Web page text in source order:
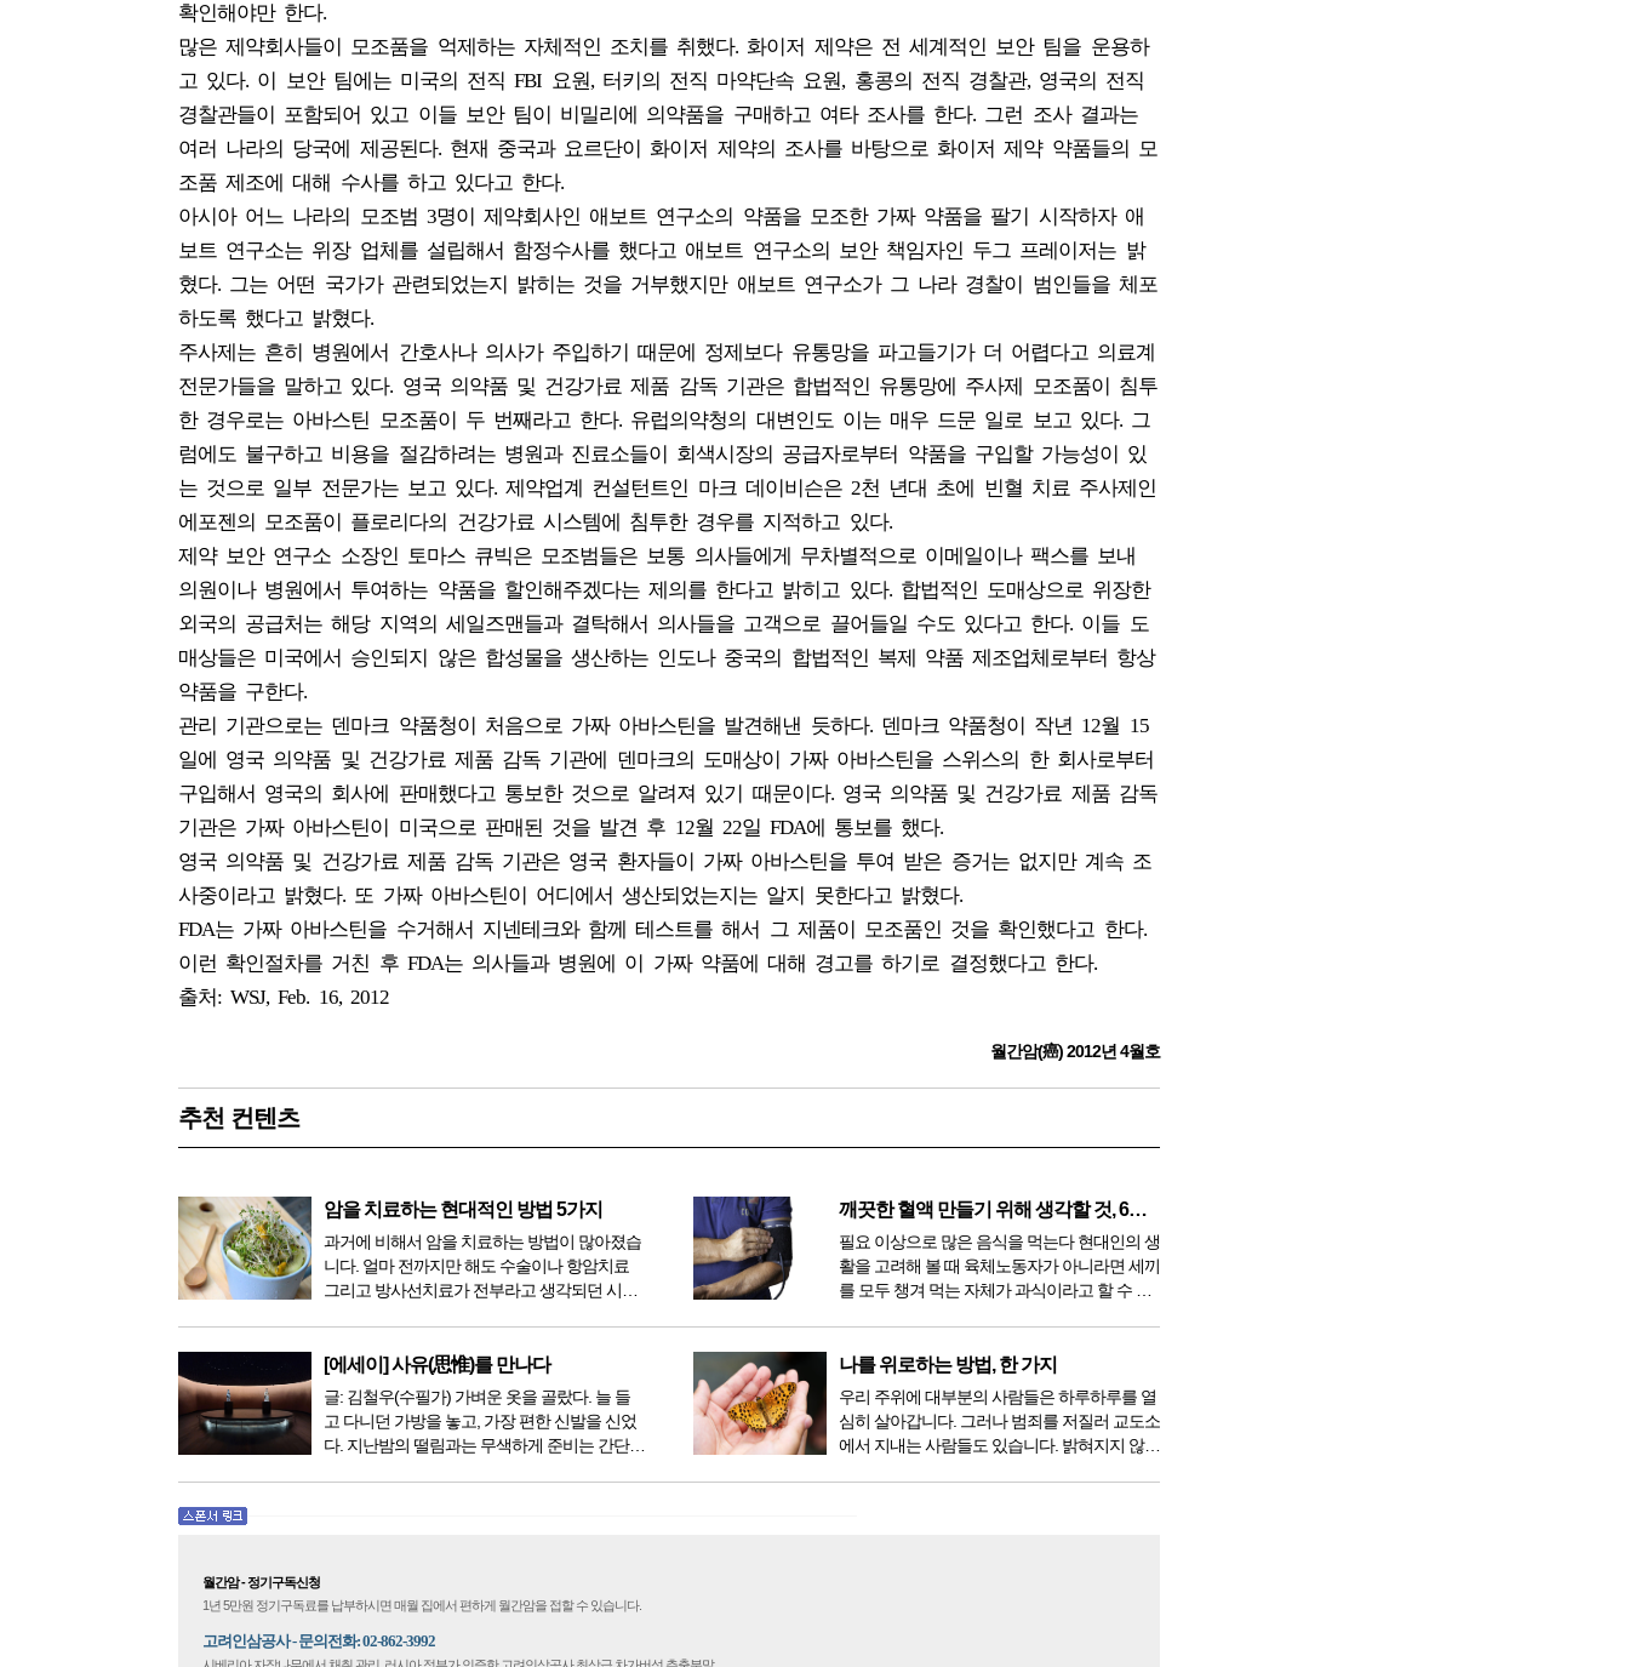
확인해야만 한다.
많은 제약회사들이 모조품을 억제하는 자체적인 조치를 취했다. 화이저 제약은 전 세계적인 보안 팀을 운용하
고 있다. 이 보안 팀에는 미국의 전직 FBI 요원, 터키의 전직 마약단속 요원, 홍콩의 전직 경찰관, 영국의 전직
경찰관들이 포함되어 있고 이들 보안 팀이 비밀리에 의약품을 구매하고 여타 조사를 한다. 그런 조사 결과는
여러 나라의 당국에 제공된다. 현재 중국과 요르단이 화이저 제약의 조사를 바탕으로 화이저 제약 약품들의 모
조품 제조에 대해 수사를 하고 있다고 한다.
아시아 어느 나라의 모조범 3명이 제약회사인 애보트 연구소의 약품을 모조한 가짜 약품을 팔기 시작하자 애
보트 연구소는 위장 업체를 설립해서 함정수사를 했다고 애보트 연구소의 보안 책임자인 두그 프레이저는 밝
혔다. 그는 어떤 국가가 관련되었는지 밝히는 것을 거부했지만 애보트 연구소가 그 나라 경찰이 범인들을 체포
하도록 했다고 밝혔다.
주사제는 흔히 병원에서 간호사나 의사가 주입하기 때문에 정제보다 유통망을 파고들기가 더 어렵다고 의료계
전문가들을 말하고 있다. 영국 의약품 및 건강가료 제품 감독 기관은 합법적인 유통망에 주사제 모조품이 침투
한 경우로는 아바스틴 모조품이 두 번째라고 한다. 유럽의약청의 대변인도 이는 매우 드문 일로 보고 있다. 그
럼에도 불구하고 비용을 절감하려는 병원과 진료소들이 회색시장의 공급자로부터 약품을 구입할 가능성이 있
는 것으로 일부 전문가는 보고 있다. 제약업계 컨설턴트인 마크 데이비슨은 2천 년대 초에 빈혈 치료 주사제인
에포젠의 모조품이 플로리다의 건강가료 시스템에 침투한 경우를 지적하고 있다.
제약 보안 연구소 소장인 토마스 큐빅은 모조범들은 보통 의사들에게 무차별적으로 이메일이나 팩스를 보내
의원이나 병원에서 투여하는 약품을 할인해주겠다는 제의를 한다고 밝히고 있다. 합법적인 도매상으로 위장한
외국의 공급처는 해당 지역의 세일즈맨들과 결탁해서 의사들을 고객으로 끌어들일 수도 있다고 한다. 이들 도
매상들은 미국에서 승인되지 않은 합성물을 생산하는 인도나 중국의 합법적인 복제 약품 제조업체로부터 항상
약품을 구한다.
관리 기관으로는 덴마크 약품청이 처음으로 가짜 아바스틴을 발견해낸 듯하다. 덴마크 약품청이 작년 12월 15
일에 영국 의약품 및 건강가료 제품 감독 기관에 덴마크의 도매상이 가짜 아바스틴을 스위스의 한 회사로부터
구입해서 영국의 회사에 판매했다고 통보한 것으로 알려져 있기 때문이다. 영국 의약품 및 건강가료 제품 감독
기관은 가짜 아바스틴이 미국으로 판매된 것을 발견 후 12월 22일 FDA에 통보를 했다.
영국 의약품 및 건강가료 제품 감독 기관은 영국 환자들이 가짜 아바스틴을 투여 받은 증거는 없지만 계속 조
사중이라고 밝혔다. 또 가짜 아바스틴이 어디에서 생산되었는지는 알지 못한다고 밝혔다.
FDA는 가짜 아바스틴을 수거해서 지넨테크와 함께 테스트를 해서 그 제품이 모조품인 것을 확인했다고 한다.
이런 확인절차를 거친 후 FDA는 의사들과 병원에 이 가짜 약품에 대해 경고를 하기로 결정했다고 한다.
출처: WSJ, Feb. 16, 2012
월간암(癌) 2012년 4월호
추천 컨텐츠
암을 치료하는 현대적인 방법 5가지
과거에 비해서 암을 치료하는 방법이 많아졌습
니다. 얼마 전까지만 해도 수술이나 항암치료
그리고 방사선치료가 전부라고 생각되던 시절
료기가 들어오면서 암을 치료하는 방법이 하나
더 추가되었습니다. 중입...
깨끗한 혈액 만들기 위해 생각할 것, 6가지
필요 이상으로 많은 음식을 먹는다 현대인의 생
활을 고려해 볼 때 육체노동자가 아니라면 세끼
를 모두 챙겨 먹는 자체가 과식이라고 할 수 있
점심, 저녁을 습관적으로 음식을 섭취한다. 게
다...
[에세이] 사유(思惟)를 만나다
글: 김철우(수필가) 가벼운 옷을 골랐다. 늘 들
고 다니던 가방을 놓고, 가장 편한 신발을 신었
다. 지난밤의 떨림과는 무색하게 준비는 간단했
나를 위로하는 방법, 한 가지
우리 주위에 대부분의 사람들은 하루하루를 열
심히 살아갑니다. 그러나 범죄를 저질러 교도소
에서 지내는 사람들도 있습니다. 밝혀지지 않았
월간암 - 정기구독신청
1년 5만원 정기구독료를 납부하시면 매월 집에서 편하게 월간암을 접할 수 있습니다.
고려인삼공사 - 문의전화: 02-862-3992